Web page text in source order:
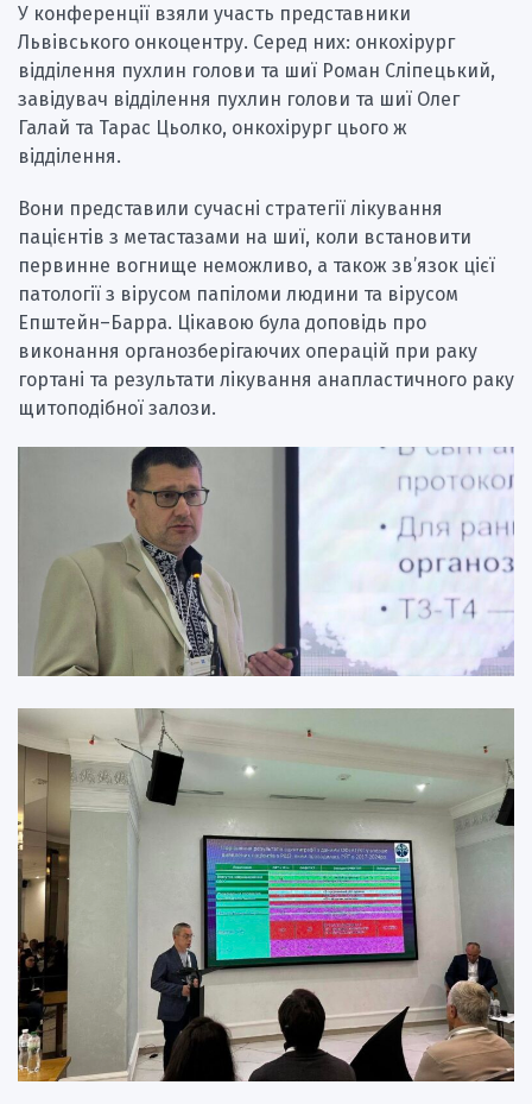
У конференції взяли участь представники
Львівського онкоцентру. Серед них: онкохірург
відділення пухлин голови та шиї Роман Сліпецький,
завідувач відділення пухлин голови та шиї Олег
Галай та Тарас Цьолко, онкохірург цього ж
відділення.
Вони представили сучасні стратегії лікування
пацієнтів з метастазами на шиї, коли встановити
первинне вогнище неможливо, а також зв’язок цієї
патології з вірусом папіломи людини та вірусом
Епштейн–Барра. Цікавою була доповідь про
виконання органозберігаючих операцій при раку
гортані та результати лікування анапластичного раку
щитоподібної залози.